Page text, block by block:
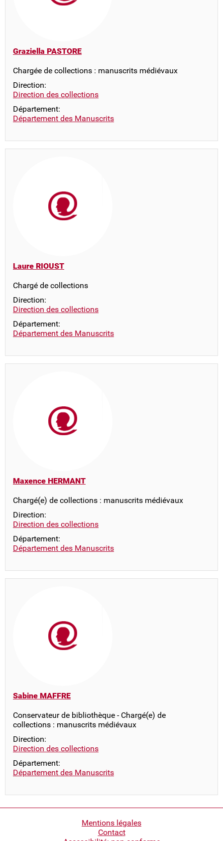
Graziella PASTORE
Chargée de collections : manuscrits médiévaux
Direction:
Direction des collections
Département:
Département des Manuscrits
Laure RIOUST
Chargé de collections
Direction:
Direction des collections
Département:
Département des Manuscrits
Maxence HERMANT
Chargé(e) de collections : manuscrits médiévaux
Direction:
Direction des collections
Département:
Département des Manuscrits
Sabine MAFFRE
Conservateur de bibliothèque - Chargé(e) de
collections : manuscrits médiévaux
Direction:
Direction des collections
Département:
Département des Manuscrits
Mentions légales
Contact